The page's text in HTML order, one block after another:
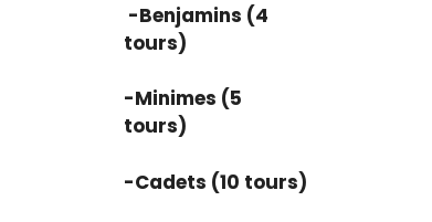
-Benjamins (4
-Minimes (5
-Cadets